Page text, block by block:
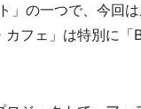
の一つで、今回
フェ」は特別に「